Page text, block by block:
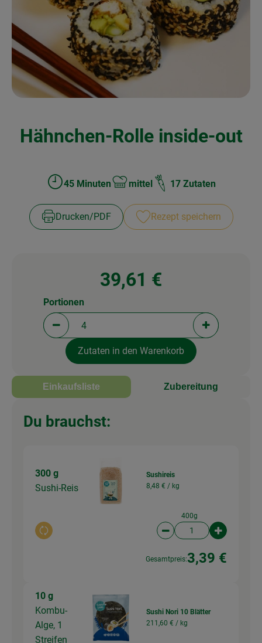
Kochen & Backen
Naturkost
Drogerie
Blog
Nützliches
Veranstaltungen
Hähnchen-Rolle inside-out
Zubreitungszeit:
45 Minuten
Schwierigkeit:
mittel 17 Zutaten
Drucken​/​PDF Rezept speichern
39,61 €
Portionen verringern (aktuell 4 Portionen
Portionen
Portionen
Zutaten in den Warenkorb
Einkaufsliste Zubereitung
Du brauchst:
300 g
Sushi-Reis
Auswahl ändern
Sushireis
8,48 € / kg
400g
Artikelanzahl
Gesamtpreis:3,39 €
10 g
Kombu-
Alge, 1
Streifen
Sushi Nori 10 Blätter
211,60 € / kg